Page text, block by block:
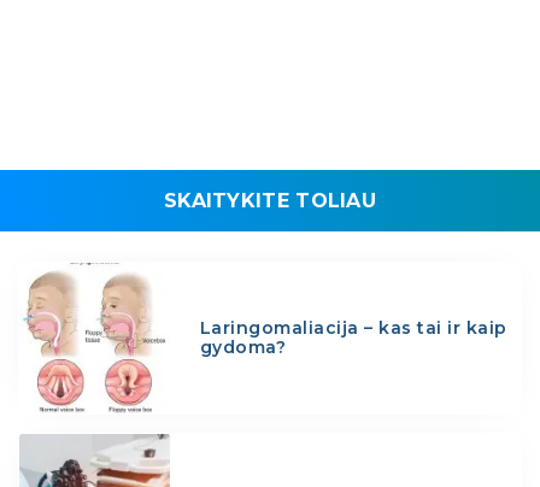
SKAITYKITE TOLIAU
Laringomaliacija – kas tai ir kaip
gydoma?